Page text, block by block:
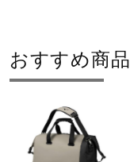
取扱店一覧
おすすめ商品